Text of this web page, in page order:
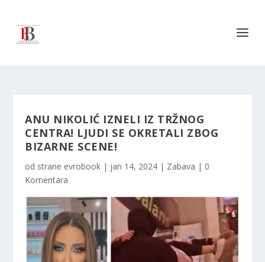
ANU NIKOLIĆ IZNELI IZ TRŽNOG
CENTRA! LJUDI SE OKRETALI ZBOG
BIZARNE SCENE!
od strane evrobook | jan 14, 2024 | Zabava | 0
Komentara